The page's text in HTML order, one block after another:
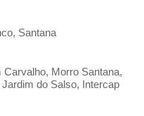
Santana
Morro Santana,
do Salso, Intercap